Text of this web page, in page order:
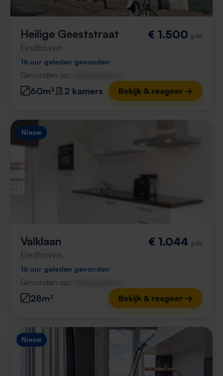
Heilige Geeststraat
Eindhoven
€ 1.500 p/m
16 uur geleden gevonden
Gevonden op:
60m² 2 kamers Bekijk & reageer →
Nieuw
Valklaan
Eindhoven
€ 1.044 p/m
16 uur geleden gevonden
Gevonden op:
28m² Bekijk & reageer →
Nieuw